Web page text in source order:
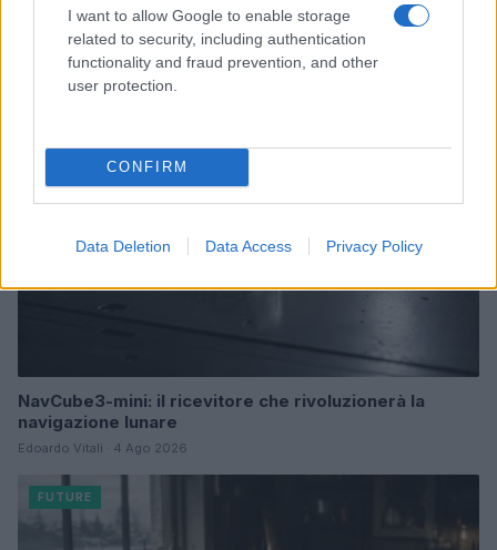
I want to allow Google to enable storage
related to security, including authentication
functionality and fraud prevention, and other
user protection.
CONFIRM
Data Deletion Data Access Privacy Policy
green e deep tech
Andrea Innocenti · 5 Ago 2026
FUTURE
NavCube3-mini: il ricevitore che rivoluzionerà la
navigazione lunare
Edoardo Vitali · 4 Ago 2026
FUTURE